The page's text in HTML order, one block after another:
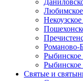
Романово-
Рыбинское
Рыбинское
Святые и